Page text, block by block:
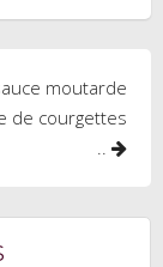
moutarde
de courgettes
..